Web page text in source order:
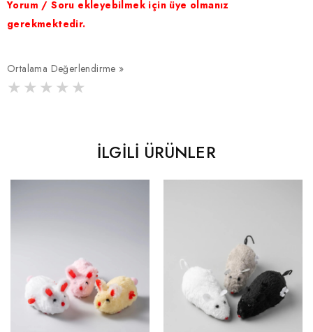
Yorum / Soru ekleyebilmek için üye olmanız
gerekmektedir.
Ortalama Değerlendirme »
İLGILI ÜRÜNLER